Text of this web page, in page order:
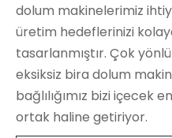
dolum makinelerimiz
üretim hedeflerinizi
tasarlanmıştır. Çok
eksiksiz bira dolum
bağlılığımız bizi içecek
ortak haline getiriyor.